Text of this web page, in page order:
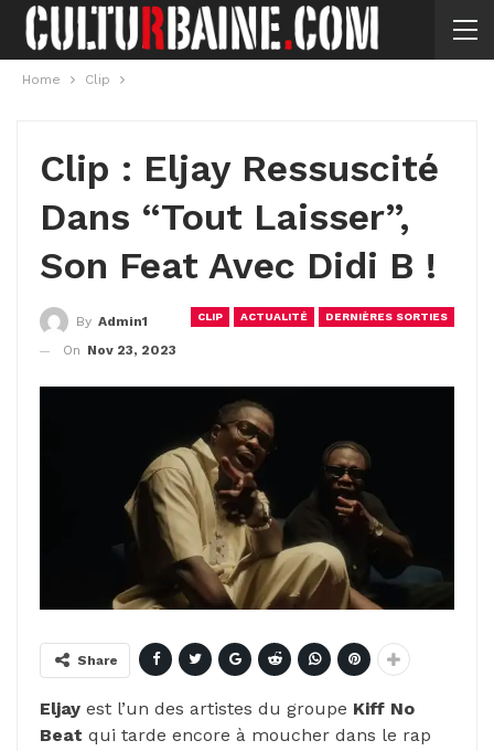
Home Clip
Clip : Eljay Ressuscité
Dans “Tout Laisser”,
Son Feat Avec Didi B !
CLIP ACTUALITÉ DERNIÈRES SORTIES
By Admin1
On Nov 23, 2023
Share
Eljay est l’un des artistes du groupe Kiff No
Beat qui tarde encore à moucher dans le rap